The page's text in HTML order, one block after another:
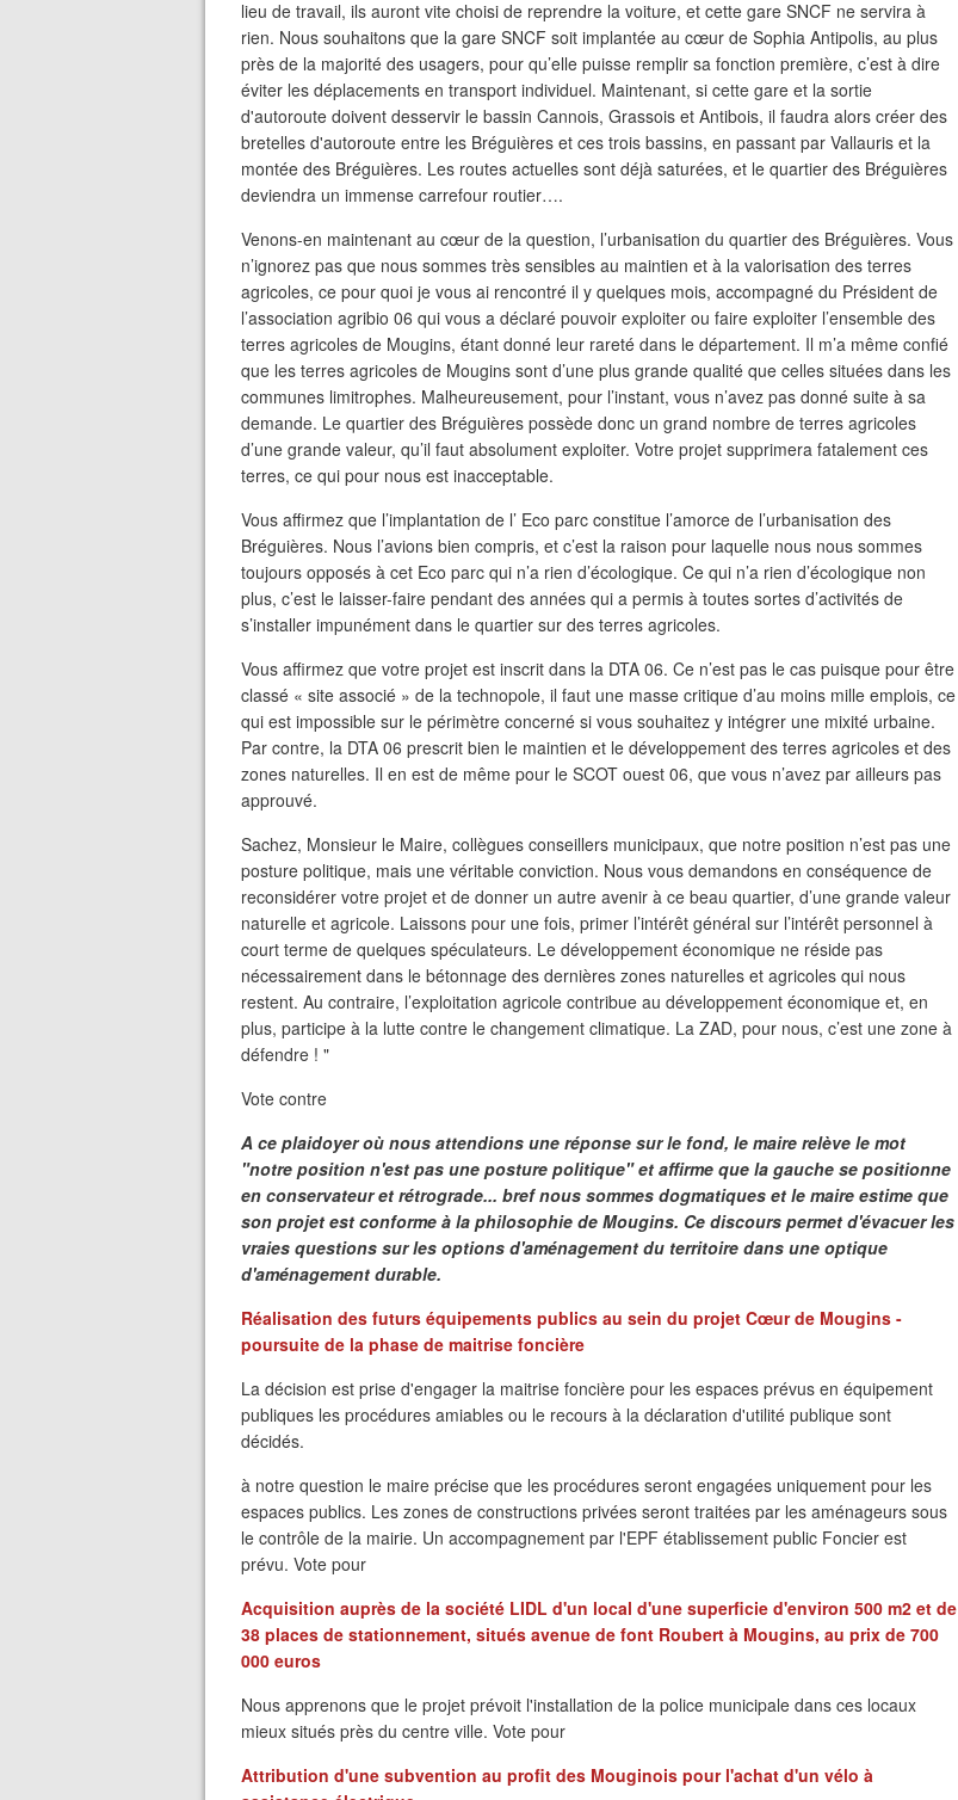
lieu de travail, ils auront vite choisi de reprendre la voiture, et cette gare SNCF ne servira à
rien. Nous souhaitons que la gare SNCF soit implantée au cœur de Sophia Antipolis, au plus
près de la majorité des usagers, pour qu’elle puisse remplir sa fonction première, c’est à dire
éviter les déplacements en transport individuel. Maintenant, si cette gare et la sortie
d'autoroute doivent desservir le bassin Cannois, Grassois et Antibois, il faudra alors créer des
bretelles d'autoroute entre les Bréguières et ces trois bassins, en passant par Vallauris et la
montée des Bréguières. Les routes actuelles sont déjà saturées, et le quartier des Bréguières
deviendra un immense carrefour routier….
Venons-en maintenant au cœur de la question, l’urbanisation du quartier des Bréguières. Vous
n’ignorez pas que nous sommes très sensibles au maintien et à la valorisation des terres
agricoles, ce pour quoi je vous ai rencontré il y quelques mois, accompagné du Président de
l’association agribio 06 qui vous a déclaré pouvoir exploiter ou faire exploiter l’ensemble des
terres agricoles de Mougins, étant donné leur rareté dans le département. Il m’a même confié
que les terres agricoles de Mougins sont d’une plus grande qualité que celles situées dans les
communes limitrophes. Malheureusement, pour l’instant, vous n’avez pas donné suite à sa
demande. Le quartier des Bréguières possède donc un grand nombre de terres agricoles
d’une grande valeur, qu’il faut absolument exploiter. Votre projet supprimera fatalement ces
terres, ce qui pour nous est inacceptable.
Vous affirmez que l’implantation de l’ Eco parc constitue l’amorce de l’urbanisation des
Bréguières. Nous l’avions bien compris, et c’est la raison pour laquelle nous nous sommes
toujours opposés à cet Eco parc qui n’a rien d’écologique. Ce qui n’a rien d’écologique non
plus, c’est le laisser-faire pendant des années qui a permis à toutes sortes d’activités de
s’installer impunément dans le quartier sur des terres agricoles.
Vous affirmez que votre projet est inscrit dans la DTA 06. Ce n’est pas le cas puisque pour être
classé « site associé » de la technopole, il faut une masse critique d’au moins mille emplois, ce
qui est impossible sur le périmètre concerné si vous souhaitez y intégrer une mixité urbaine.
Par contre, la DTA 06 prescrit bien le maintien et le développement des terres agricoles et des
zones naturelles. Il en est de même pour le SCOT ouest 06, que vous n’avez par ailleurs pas
approuvé.
Sachez, Monsieur le Maire, collègues conseillers municipaux, que notre position n’est pas une
posture politique, mais une véritable conviction. Nous vous demandons en conséquence de
reconsidérer votre projet et de donner un autre avenir à ce beau quartier, d’une grande valeur
naturelle et agricole. Laissons pour une fois, primer l’intérêt général sur l’intérêt personnel à
court terme de quelques spéculateurs. Le développement économique ne réside pas
nécessairement dans le bétonnage des dernières zones naturelles et agricoles qui nous
restent. Au contraire, l’exploitation agricole contribue au développement économique et, en
plus, participe à la lutte contre le changement climatique. La ZAD, pour nous, c’est une zone à
défendre ! "
Vote contre
A ce plaidoyer où nous attendions une réponse sur le fond, le maire relève le mot
"notre position n'est pas une posture politique" et affirme que la gauche se positionne
en conservateur et rétrograde... bref nous sommes dogmatiques et le maire estime que
son projet est conforme à la philosophie de Mougins. Ce discours permet d'évacuer les
vraies questions sur les options d'aménagement du territoire dans une optique
d'aménagement durable.
Réalisation des futurs équipements publics au sein du projet Cœur de Mougins -
poursuite de la phase de maitrise foncière
La décision est prise d'engager la maitrise foncière pour les espaces prévus en équipement
publiques les procédures amiables ou le recours à la déclaration d'utilité publique sont
décidés.
à notre question le maire précise que les procédures seront engagées uniquement pour les
espaces publics. Les zones de constructions privées seront traitées par les aménageurs sous
le contrôle de la mairie. Un accompagnement par l'EPF établissement public Foncier est
prévu. Vote pour
Acquisition auprès de la société LIDL d'un local d'une superficie d'environ 500 m2 et de
38 places de stationnement, situés avenue de font Roubert à Mougins, au prix de 700
000 euros
Nous apprenons que le projet prévoit l'installation de la police municipale dans ces locaux
mieux situés près du centre ville. Vote pour
Attribution d'une subvention au profit des Mouginois pour l'achat d'un vélo à